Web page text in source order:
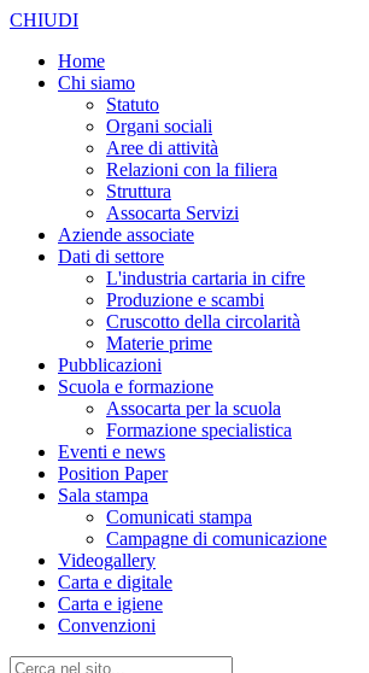
CHIUDI
Home
Chi siamo
Statuto
Organi sociali
Aree di attività
Relazioni con la filiera
Struttura
Assocarta Servizi
Aziende associate
Dati di settore
L'industria cartaria in cifre
Produzione e scambi
Cruscotto della circolarità
Materie prime
Pubblicazioni
Scuola e formazione
Assocarta per la scuola
Formazione specialistica
Eventi e news
Position Paper
Sala stampa
Comunicati stampa
Campagne di comunicazione
Videogallery
Carta e digitale
Carta e igiene
Convenzioni